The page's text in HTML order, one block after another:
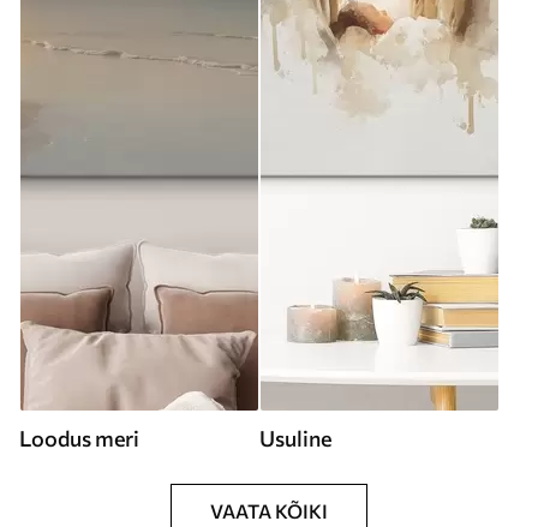
Loodus meri Usuline
VAATA KÕIKI